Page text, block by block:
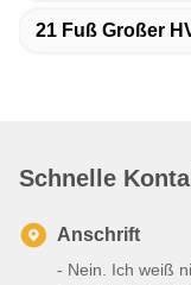
21 Fuß Großer
Schnelle
Anschrift
- Nein. Ich weiß